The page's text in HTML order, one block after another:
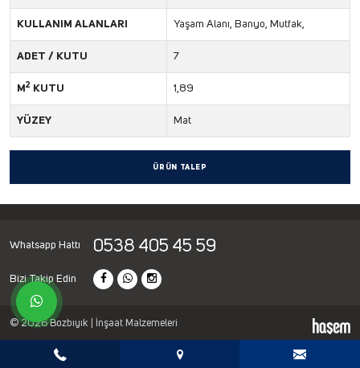
KULLANIM ALANLARI Yaşam Alanı, Banyo, Mutfak,
ADET / KUTU 7
M 2 KUTU 1,89
YÜZEY Mat
ÜRÜN TALEP
Whatsapp Hattı 0538 405 45 59
Bizi Takip Edin
© 2026 Bozbıyık | İnşaat Malzemeleri